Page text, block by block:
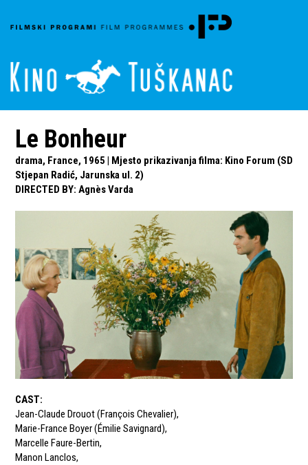
Le Bonheur
drama, France, 1965 | Mjesto prikazivanja filma: Kino Forum (SD
Stjepan Radić, Jarunska ul. 2)
DIRECTED BY: Agnès Varda
CAST:
Jean-Claude Drouot (François Chevalier),
Marie-France Boyer (Émilie Savignard),
Marcelle Faure-Bertin,
Manon Lanclos,